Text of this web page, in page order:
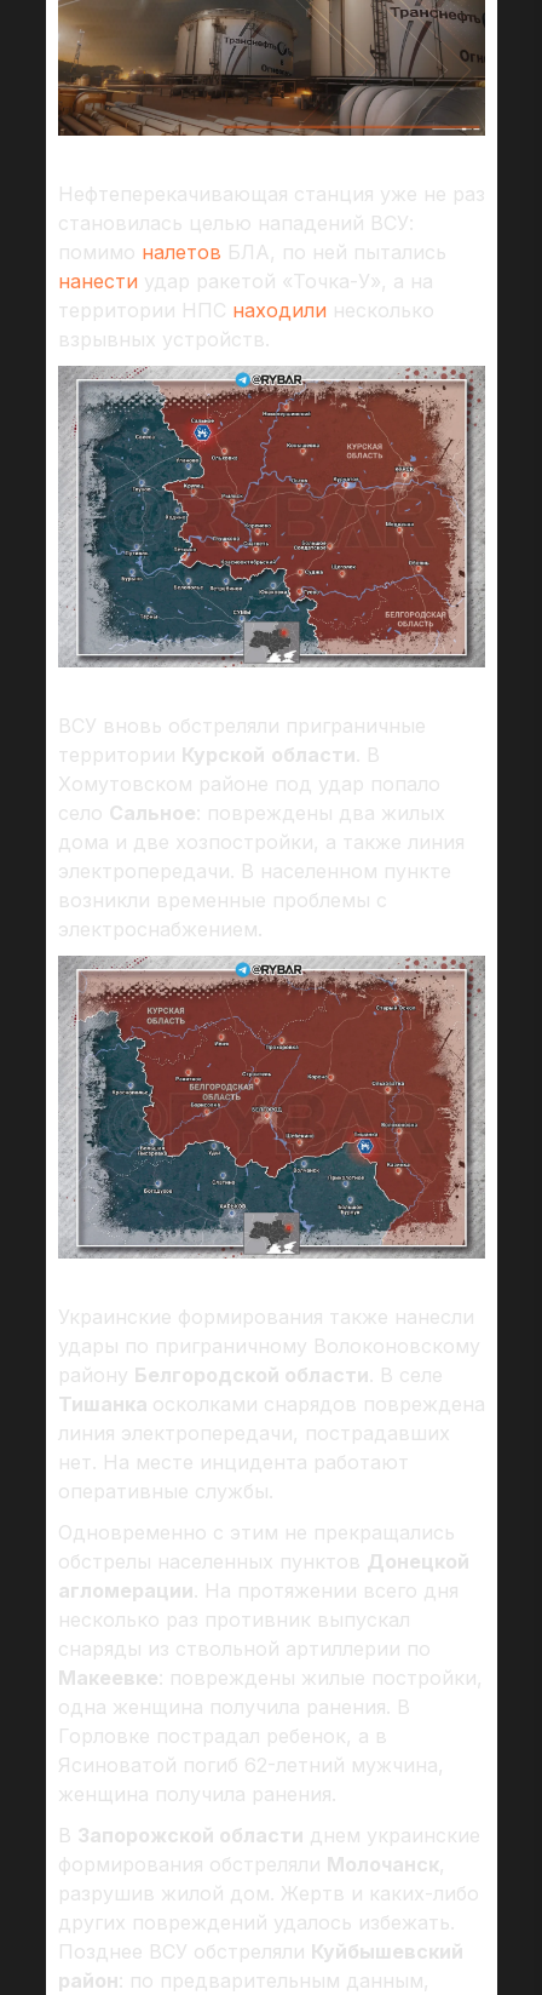
Нефтеперекачивающая станция уже не раз
становилась целью нападений ВСУ:
помимо налетов БЛА, по ней пытались
нанести удар ракетой «Точка-У», а на
территории НПС находили несколько
взрывных устройств.
ВСУ вновь обстреляли приграничные
территории Курской области. В
Хомутовском районе под удар попало
село Сальное: повреждены два жилых
дома и две хозпостройки, а также линия
электропередачи. В населенном пункте
возникли временные проблемы с
электроснабжением.
Украинские формирования также нанесли
удары по приграничному Волоконовскому
району Белгородской области. В селе
Тишанка осколками снарядов повреждена
линия электропередачи, пострадавших
нет. На месте инцидента работают
оперативные службы.
Одновременно с этим не прекращались
обстрелы населенных пунктов Донецкой
агломерации. На протяжении всего дня
несколько раз противник выпускал
снаряды из ствольной артиллерии по
Макеевке: повреждены жилые постройки,
одна женщина получила ранения. В
Горловке пострадал ребенок, а в
Ясиноватой погиб 62-летний мужчина,
женщина получила ранения.
В Запорожской области днем украинские
формирования обстреляли Молочанск,
разрушив жилой дом. Жертв и каких-либо
других повреждений удалось избежать.
Позднее ВСУ обстреляли Куйбышевский
район: по предварительным данным,